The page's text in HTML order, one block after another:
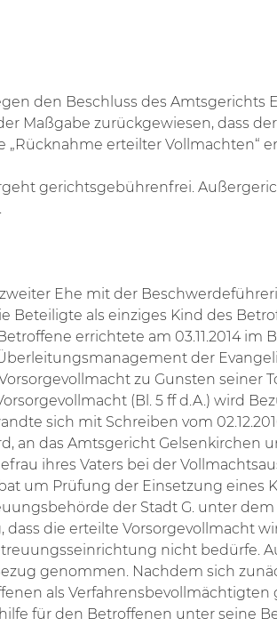
den Beschluss des Amtsgerichts
Maßgabe zurückgewiesen, dass
„Rücknahme erteilter Vollmachten“
gerichtsgebührenfrei.
Ehe mit der
Beteiligte als einziges Kind des
errichtete am 03.11.2014 im
der
zu Gunsten seiner
(Bl. 5 ff d.A.) wird
sich mit Schreiben vom
an das Amtsgericht Gelsenkirchen
ihres Vaters bei der
um Prüfung der Einsetzung eines
der Stadt G. unter dem
die erteilte Vorsorgevollmacht
nicht bedürfe.
genommen. Nachdem sich
als
für den Betroffenen unter seine